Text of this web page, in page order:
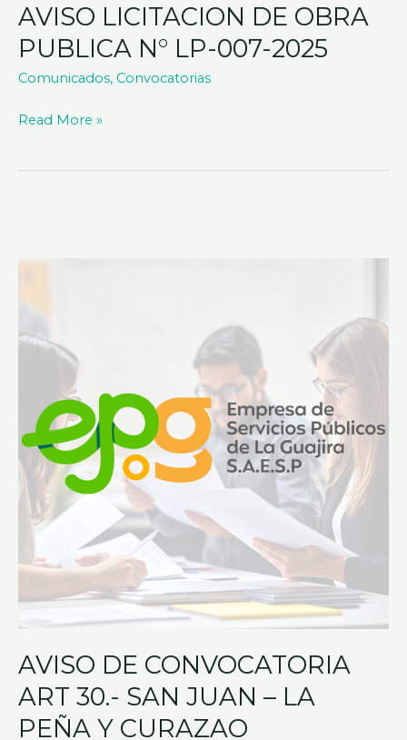
AVISO LICITACION DE OBRA
PUBLICA N° LP-007-2025
Comunicados, Convocatorias
Read More »
AVISO DE CONVOCATORIA
ART 30.- SAN JUAN – LA
PEÑA Y CURAZAO
ART
JUAN
–
LA
PEÑA